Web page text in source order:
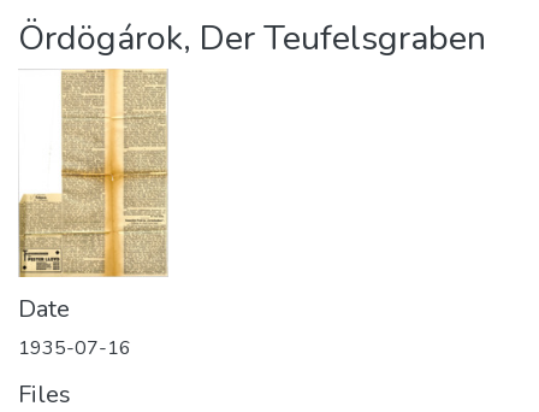
Statistics
About us
Ördögárok, Der Teufelsgraben
Date
1935-07-16
Files